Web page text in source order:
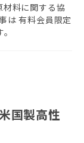
料に関する協
は 有料会員限定
国製高性